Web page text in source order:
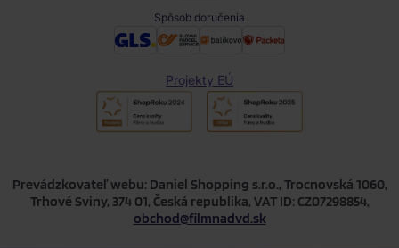
Spôsob doručenia
Projekty EÚ
Prevádzkovateľ webu: Daniel Shopping s.r.o., Trocnovská 1060,
Trhové Sviny, 374 01, Česká republika, VAT ID: CZ07298854,
obchod@filmnadvd.sk